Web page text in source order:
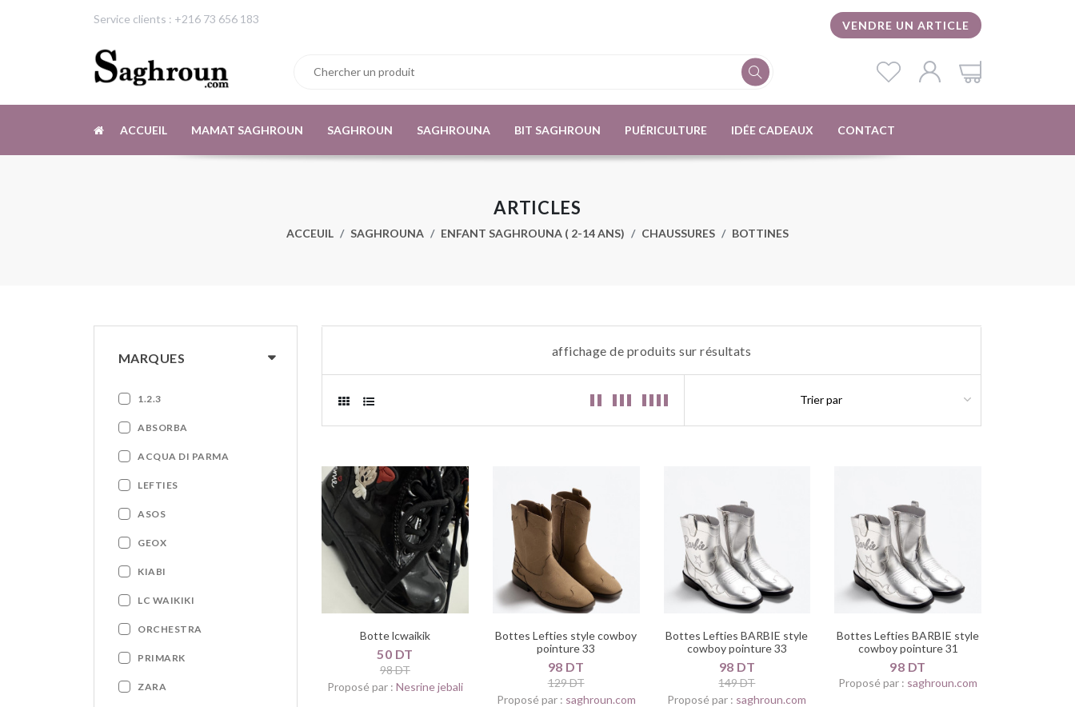
Service clients : +216 73 656 183 VENDRE UN ARTICLE
ACCUEIL MAMAT SAGHROUN SAGHROUN SAGHROUNA BIT SAGHROUN PUÉRICULTURE IDÉE CADEAUX CONTACT
ARTICLES
ACCEUIL SAGHROUNA ENFANT SAGHROUNA ( 2-14 ANS) CHAUSSURES BOTTINES
MARQUES
1.2.3
ABSORBA
ACQUA DI PARMA
LEFTIES
ASOS
GEOX
KIABI
LC WAIKIKI
ORCHESTRA
PRIMARK
ZARA
affichage de produits sur résultats
Botte lcwaikik
50 DT
98 DT
Proposé par : Nesrine jebali
Bottes Lefties style cowboy
pointure 33
98 DT
129 DT
Proposé par : saghroun.com
Bottes Lefties BARBIE style
cowboy pointure 33
98 DT
149 DT
Proposé par : saghroun.com
Bottes Lefties BARBIE style
cowboy pointure 31
98 DT
Proposé par : saghroun.com